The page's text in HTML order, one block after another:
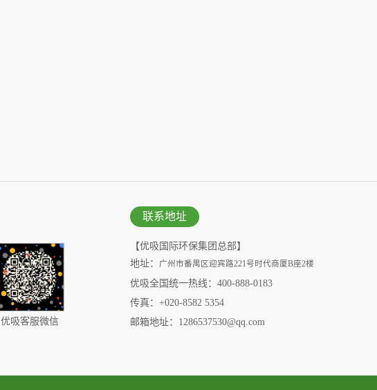
优吸客服微信
联系地址
【优吸国际环保集团总部】
地址：
广州市番禺区迎宾路221号时代商厦B座2楼
优吸全国统一热线：400-888-0183
传真：+020-8582 5354
邮箱地址：1286537530@qq.com